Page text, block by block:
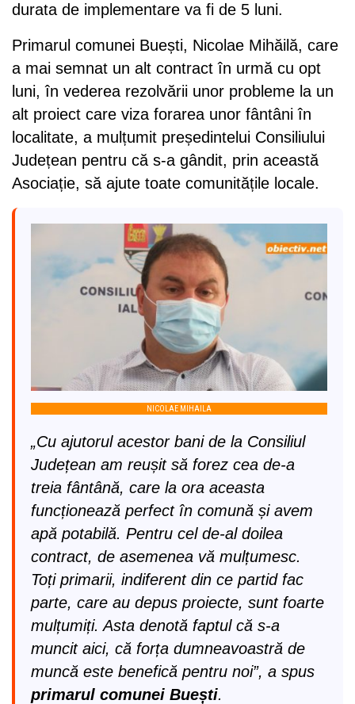
durata de implementare va fi de 5 luni.
Primarul comunei Buești, Nicolae Mihăilă, care
a mai semnat un alt contract în urmă cu opt
luni, în vederea rezolvării unor probleme la un
alt proiect care viza forarea unor fântâni în
localitate, a mulțumit președintelui Consiliului
Județean pentru că s-a gândit, prin această
Asociație, să ajute toate comunitățile locale.
NICOLAE MIHAILA
„Cu ajutorul acestor bani de la Consiliul
Județean am reușit să forez cea de-a
treia fântână, care la ora aceasta
funcționează perfect în comună și avem
apă potabilă. Pentru cel de-al doilea
contract, de asemenea vă mulțumesc.
Toți primarii, indiferent din ce partid fac
parte, care au depus proiecte, sunt foarte
mulțumiți. Asta denotă faptul că s-a
muncit aici, că forța dumneavoastră de
muncă este benefică pentru noi”, a spus
primarul comunei Buești.